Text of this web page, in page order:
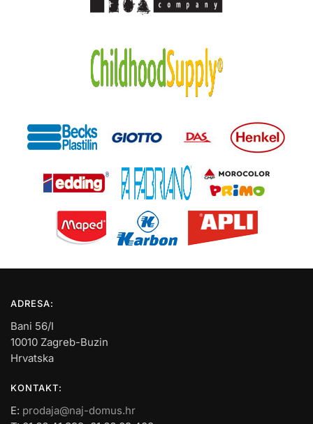
ADRESA:
Bani 56/I
10010 Zagreb-Buzin
Hrvatska
KONTAKT:
E: prodaja@naj-domus.hr